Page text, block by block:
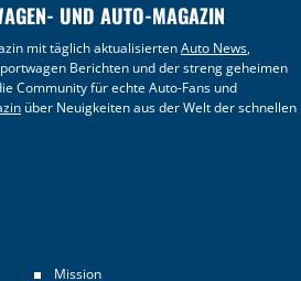
UND AUTO-MAGAZIN
mit täglich aktualisiertenAuto News,
Berichten und der streng geheimen
Community für echte Auto-Fans und
über Neuigkeiten aus der Welt der schnellen
Mission